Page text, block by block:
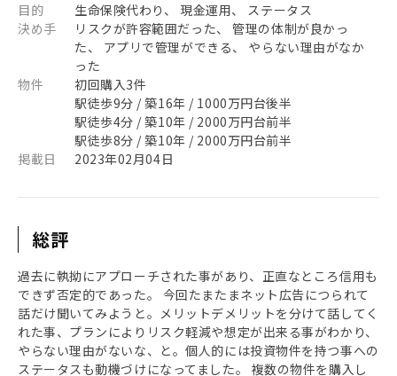
目的
生命保険代わり、 現金運用、 ステータス
決め手
リスクが許容範囲だった、 管理の体制が良かっ
た、 アプリで管理ができる、 やらない理由がなか
った
物件
初回購入3件
駅徒歩9分 / 築16年 / 1000万円台後半
駅徒歩4分 / 築10年 / 2000万円台前半
駅徒歩8分 / 築10年 / 2000万円台前半
掲載日
2023年02月04日
総評
過去に執拗にアプローチされた事があり、正直なところ信用も
できず否定的であった。 今回たまたまネット広告につられて
話だけ聞いてみようと。メリットデメリットを分けて話してく
れた事、プランによりリスク軽減や想定が出来る事がわかり、
やらない理由がないな、と。個人的には投資物件を持つ事への
ステータスも動機づけになってました。 複数の物件を購入し